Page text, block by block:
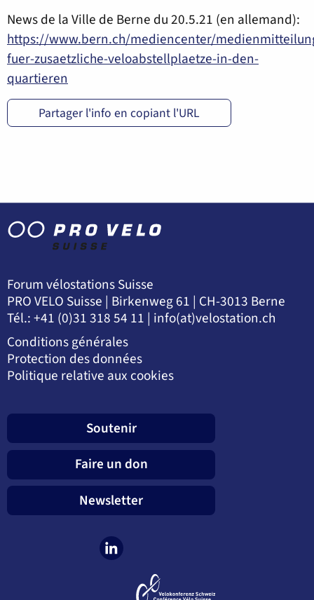
News de la Ville de Berne du 20.5.21 (en allemand):
https://www.bern.ch/mediencenter/
fuer-zusaetzliche-veloabstellplaetze-in-den-
quartieren
Partager l'info en copiant l'URL
Forum vélostations Suisse
PRO VELO Suisse | Birkenweg 61 | CH-3013 Berne
Tél.: +41 (0)31 318 54 11 | info(at)velostation.ch
Conditions générales
Protection des données
Politique relative aux cookies
Soutenir
Faire un don
Newsletter